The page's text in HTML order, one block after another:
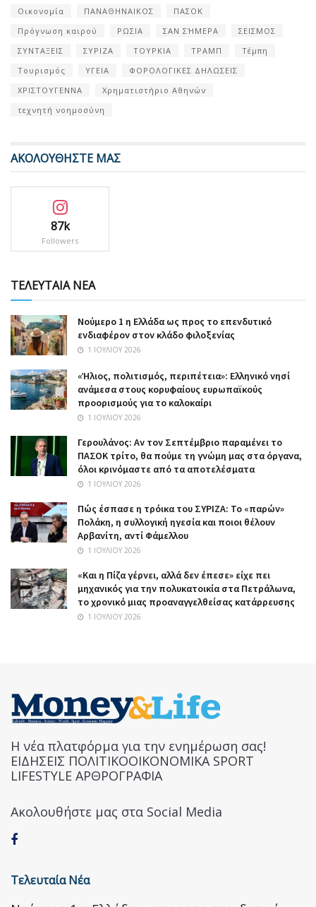
Οικονομία
ΠΑΝΑΘΗΝΑΙΚΟΣ
ΠΑΣΟΚ
Πρόγνωση καιρού
ΡΩΣΙΑ ΣΑΝ ΣΉΜΕΡΑ
ΣΕΙΣΜΟΣ
ΣΥΝΤΑΞΕΙΣ
ΣΥΡΙΖΑ ΤΟΥΡΚΙΑ ΤΡΑΜΠ
Τέμπη
Τουρισμός
ΥΓΕΙΑ
ΦΟΡΟΛΟΓΙΚΕΣ ΔΗΛΩΣΕΙΣ
ΧΡΙΣΤΟΥΓΕΝΝΑ
Χρηματιστήριο Αθηνών
τεχνητή νοημοσύνη
ΑΚΟΛΟΥΘΗΣΤΕ ΜΑΣ
87k
Followers
ΤΕΛΕΥΤΑΙΑ ΝΕΑ
Nούμερο 1 η Ελλάδα ως προς το επενδυτικό
ενδιαφέρον στον κλάδο φιλοξενίας
1 ΙΟΥΛΊΟΥ 2026
«Ήλιος, πολιτισμός, περιπέτεια»: Ελληνικό νησί
ανάμεσα στους κορυφαίους ευρωπαϊκούς
προορισμούς για το καλοκαίρι
1 ΙΟΥΛΊΟΥ 2026
Γερουλάνος: Αν τον Σεπτέμβριο παραμένει το
ΠΑΣΟΚ τρίτο, θα πούμε τη γνώμη μας στα όργανα,
όλοι κρινόμαστε από τα αποτελέσματα
1 ΙΟΥΛΊΟΥ 2026
Πώς έσπασε η τρόικα του ΣΥΡΙΖΑ: Το «παρών»
Πολάκη, η συλλογική ηγεσία και ποιοι θέλουν
Αρβανίτη, αντί Φάμελλου
1 ΙΟΥΛΊΟΥ 2026
«Και η Πίζα γέρνει, αλλά δεν έπεσε» είχε πει
μηχανικός για την πολυκατοικία στα Πετράλωνα,
το χρονικό μιας προαναγγελθείσας κατάρρευσης
1 ΙΟΥΛΊΟΥ 2026
Η νέα πλατφόρμα για την ενημέρωση σας!
ΕΙΔΗΣΕΙΣ ΠΟΛΙΤΙΚΟΟΙΚΟΝΟΜΙΚΑ SPORT
LIFESTYLE ΑΡΘΡΟΓΡΑΦΙΑ
Ακολουθήστε μας στα Social Media
Τελευταία Νέα